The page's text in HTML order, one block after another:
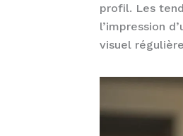
profil. Les
l’impression
visuel